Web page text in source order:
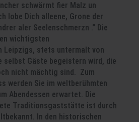
schwärmt fier Malz un
lobe Dich alleene, Grone der
aler Seelenschmerzn .“ Die
wichtigsten
Leipzigs, stets untermalt von
selbst Gäste begeistern wird, die
nicht mächtig sind. Zum
werden Sie im weltberühmten
Abendessen erwartet. Die
Traditionsgaststätte ist durch
In den historischen